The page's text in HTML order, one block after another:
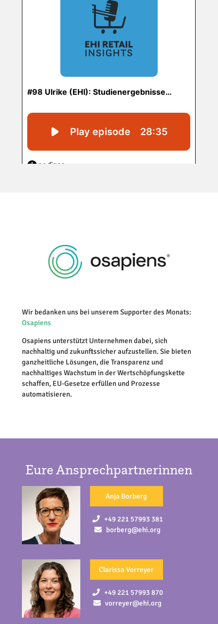
Wir bedanken uns bei unserem Supporter des Monats:
Osapiens
Osapiens unterstützt Unternehmen dabei, sich
nachhaltig und zukunftssicher aufzustellen. Sie bieten
ganzheitliche Lösungen, die Transparenz und
nachhaltiges Wachstum in der Wertschöpfungskette
schaffen, EU-Gesetze erfüllen und Prozesse
automatisieren.
Eure Ansprechpartnerinnen
Anja Borberg
+49 221 57993 381
borberg@ehi.org
Clarissa Vorreyer
+49 221 57993 870
vorreyer@ehi.org